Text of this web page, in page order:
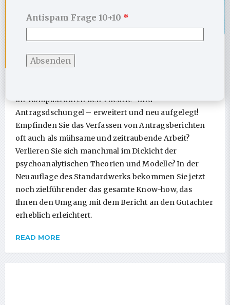
Ihr Kompass durch den Theorie- und
Antragsdschungel – erweitert und neu aufgelegt!
Empfinden Sie das Verfassen von Antragsberichten
oft auch als mühsame und zeitraubende Arbeit?
Verlieren Sie sich manchmal im Dickicht der
psychoanalytischen Theorien und Modelle? In der
Neuauflage des Standardwerks bekommen Sie jetzt
noch zielführender das gesamte Know-how, das
Ihnen den Umgang mit dem Bericht an den Gutachter
erheblich erleichtert.
READ MORE
Antispam Frage 10+10 *